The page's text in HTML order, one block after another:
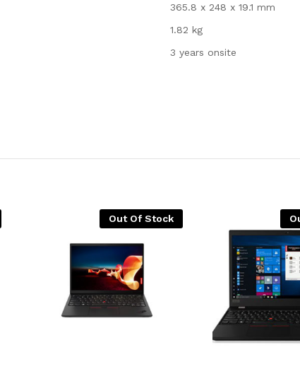
365.8 x 248 x 19.1 mm
1.82 kg
3 years onsite
Out Of Stock